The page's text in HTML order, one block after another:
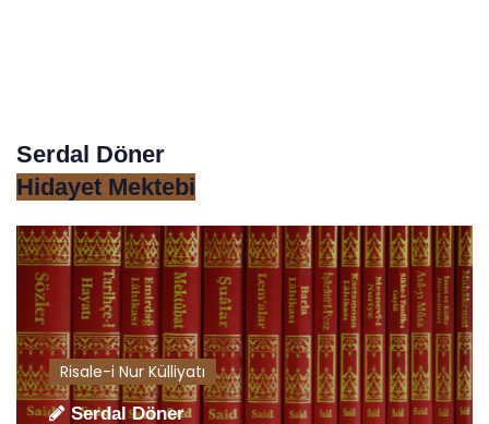
Serdal Döner
Hidayet Mektebi
Risale-i Nur Külliyatı
Serdal Döner